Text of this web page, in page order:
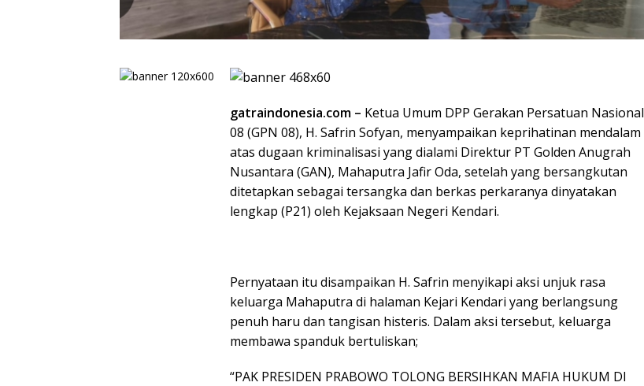
gatraindonesia.com – Ketua Umum DPP Gerakan Persatuan Nasional
08 (GPN 08), H. Safrin Sofyan, menyampaikan keprihatinan mendalam
atas dugaan kriminalisasi yang dialami Direktur PT Golden Anugrah
Nusantara (GAN), Mahaputra Jafir Oda, setelah yang bersangkutan
ditetapkan sebagai tersangka dan berkas perkaranya dinyatakan
lengkap (P21) oleh Kejaksaan Negeri Kendari.
Pernyataan itu disampaikan H. Safrin menyikapi aksi unjuk rasa
keluarga Mahaputra di halaman Kejari Kendari yang berlangsung
penuh haru dan tangisan histeris. Dalam aksi tersebut, keluarga
membawa spanduk bertuliskan;
“PAK PRESIDEN PRABOWO TOLONG BERSIHKAN MAFIA HUKUM DI